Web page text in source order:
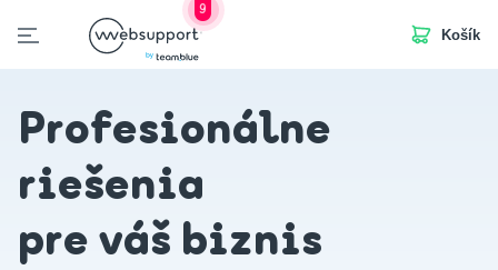
Skip
to
9
otvorených pozícií
Košík
Profesionálne
riešenia
pre váš biznis